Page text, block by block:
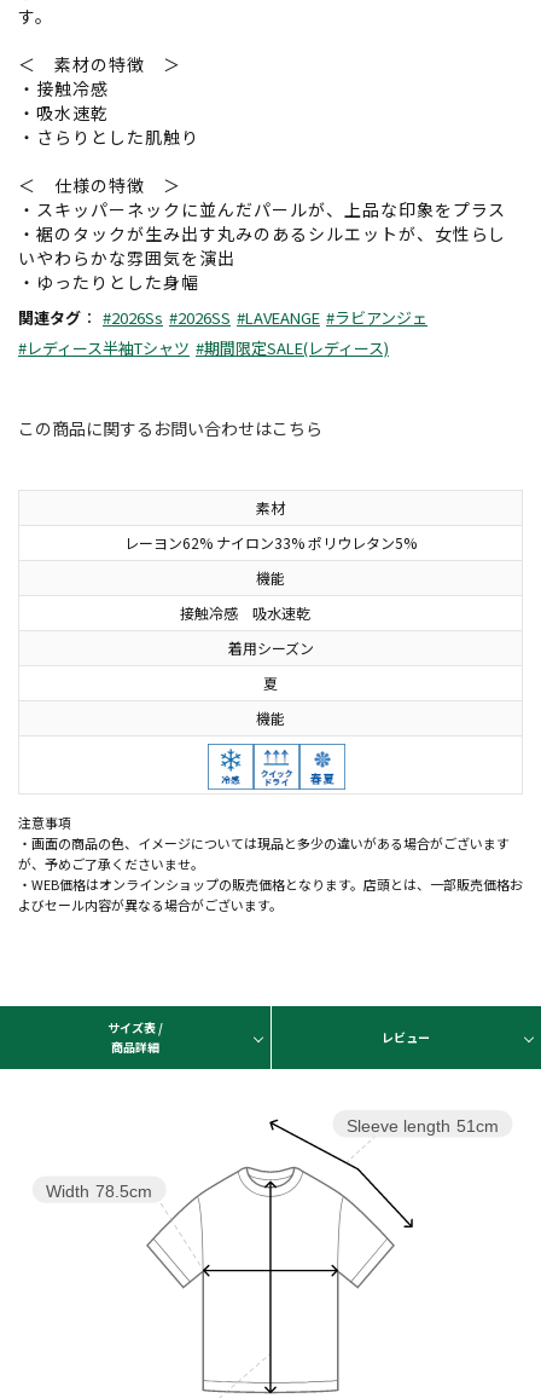
素材
レーヨン62% ナイロン33% ポリウレタン5%
機能
接触冷感 吸水速乾
着用シーズン
夏
機能
注意事項
・画面の商品の色、イメージについては現品と多少の違いがある場合がございます
が、予めご了承くださいませ。
・WEB価格はオンラインショップの販売価格となります。店頭とは、一部販売価格お
よびセール内容が異なる場合がございます。
す。
＜ 素材の特徴 ＞
・接触冷感
・吸水速乾
・さらりとした肌触り
＜ 仕様の特徴 ＞
・スキッパーネックに並んだパールが、上品な印象をプラス
・裾のタックが生み出す丸みのあるシルエットが、女性らし
いやわらかな雰囲気を演出
・ゆったりとした身幅
関連タグ ： #2026Ss #2026SS #LAVEANGE #ラビアンジェ
#レディース半袖Tシャツ #期間限定SALE(レディース)
この商品に関するお問い合わせはこちら
サイズ表 /
商品詳細
レビュー
Sleeve length 51cm
Width 78.5cm